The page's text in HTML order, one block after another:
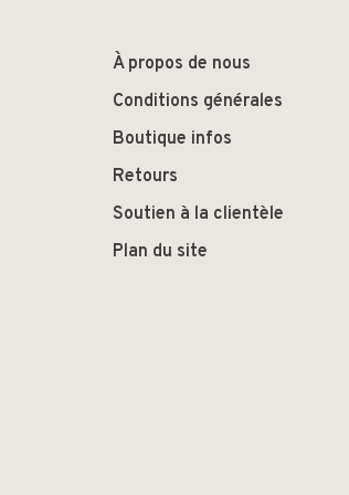
À propos de nous
Conditions générales
Boutique infos
Retours
Soutien à la clientèle
Plan du site